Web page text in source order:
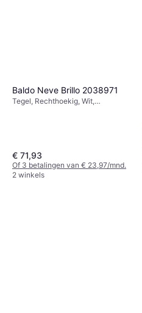
Baldo Neve Brillo 2038971
Tegel, Rechthoekig, Wit,
€ 71,93
Of 3 betalingen van € 23,97/mnd.
2 winkels